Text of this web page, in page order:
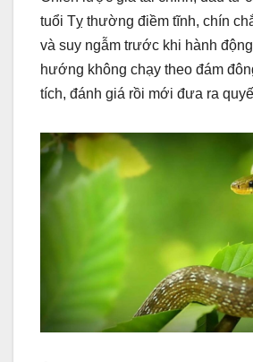
tuổi Tỵ thường điềm tĩnh, chín
và suy ngẫm trước khi hành
hướng không chạy theo đám
tích, đánh giá rồi mới đưa ra